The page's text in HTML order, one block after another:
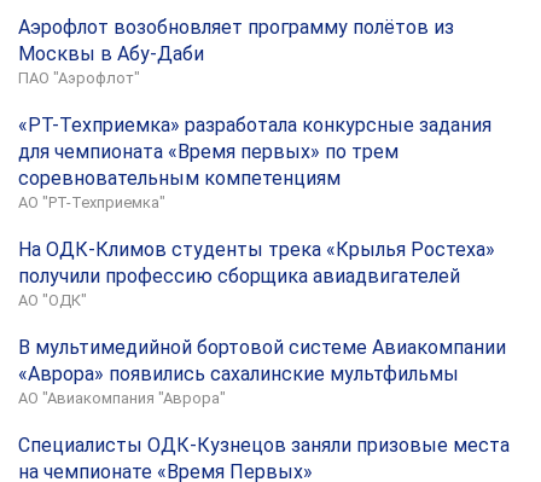
Аэрофлот возобновляет программу полётов из
Москвы в Абу-Даби
ПАО "Аэрофлот"
«РТ-Техприемка» разработала конкурсные задания
для чемпионата «Время первых» по трем
соревновательным компетенциям
АО "РТ-Техприемка"
На ОДК-Климов студенты трека «Крылья Ростеха»
получили профессию сборщика авиадвигателей
АО "ОДК"
В мультимедийной бортовой системе Авиакомпании
«Аврора» появились сахалинские мультфильмы
АО "Авиакомпания "Аврора"
Специалисты ОДК-Кузнецов заняли призовые места
на чемпионате «Время Первых»